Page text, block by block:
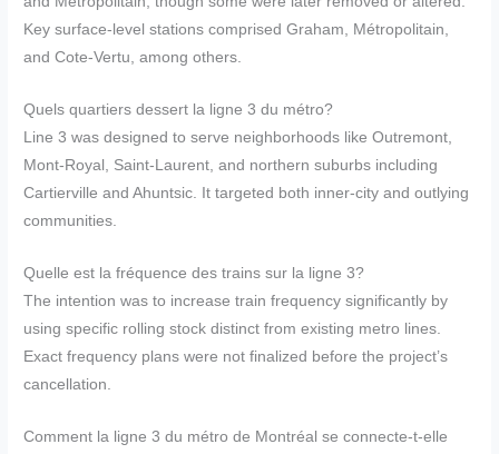
Key surface-level stations comprised Graham, Métropolitain,
and Cote-Vertu, among others.
Quels quartiers dessert la ligne 3 du métro?
Line 3 was designed to serve neighborhoods like Outremont,
Mont-Royal, Saint-Laurent, and northern suburbs including
Cartierville and Ahuntsic. It targeted both inner-city and outlying
communities.
Quelle est la fréquence des trains sur la ligne 3?
The intention was to increase train frequency significantly by
using specific rolling stock distinct from existing metro lines.
Exact frequency plans were not finalized before the project’s
cancellation.
Comment la ligne 3 du métro de Montréal se connecte-t-elle